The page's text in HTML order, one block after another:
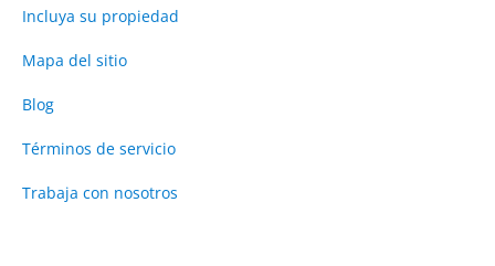
Incluya su propiedad
Mapa del sitio
Blog
Términos de servicio
Trabaja con nosotros